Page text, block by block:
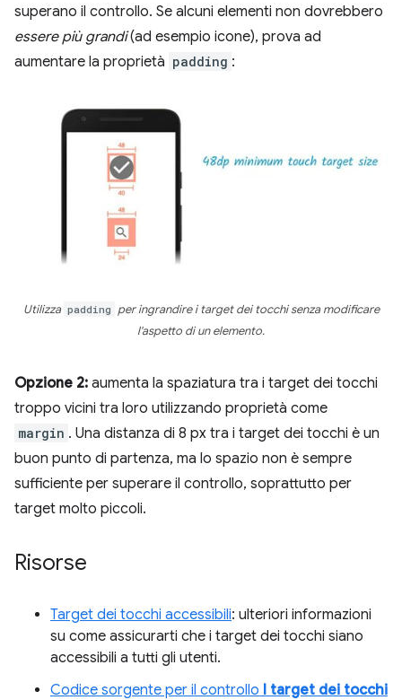
superano il controllo. Se alcuni elementi non dovrebbero
essere più grandi(ad esempio icone), prova ad
aumentare la proprietà padding :
Utilizza padding per ingrandire i target dei tocchi senza modificare
l'aspetto di un elemento.
Opzione 2: aumenta la spaziatura tra i target dei tocchi
troppo vicini tra loro utilizzando proprietà come
margin . Una distanza di 8 px tra i target dei tocchi è un
buon punto di partenza, ma lo spazio non è sempre
sufficiente per superare il controllo, soprattutto per
target molto piccoli.
Risorse
Target dei tocchi accessibili: ulteriori informazioni
su come assicurarti che i target dei tocchi siano
accessibili a tutti gli utenti.
Codice sorgente per il controllo I target dei tocchi